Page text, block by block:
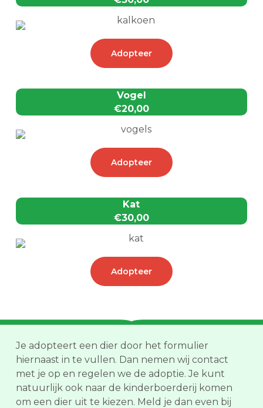
Adopteer
Vogel
€20,00
Adopteer
Kat
€30,00
Adopteer
Je adopteert een dier door het formulier
hiernaast in te vullen. Dan nemen wij contact
met je op en regelen we de adoptie. Je kunt
natuurlijk ook naar de kinderboerderij komen
om een dier uit te kiezen. Meld je dan even bij